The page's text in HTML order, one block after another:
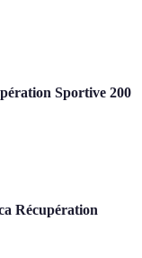
Sportive 200
Récupération